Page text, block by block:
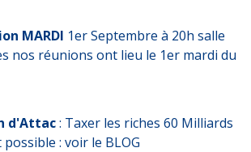
MARDI 1er Septembre à 20h salle
nos réunions ont lieu le 1er mardi du
d'Attac: Taxer les riches 60 Milliards
: voir le BLOG